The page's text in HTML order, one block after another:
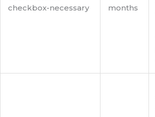
checkbox-necessary
months